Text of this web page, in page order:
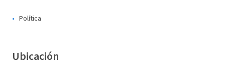
Política
Ubicación